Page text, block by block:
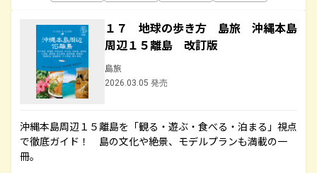
１７ 地球の歩き方 島旅 沖縄本島
周辺１５離島 改訂版
島旅
2026.03.05 発売
沖縄本島周辺１５離島を「観る・遊ぶ・食べる・泊まる」視点
で徹底ガイド！ 島の文化や絶景、モデルプランも満載の一
冊。